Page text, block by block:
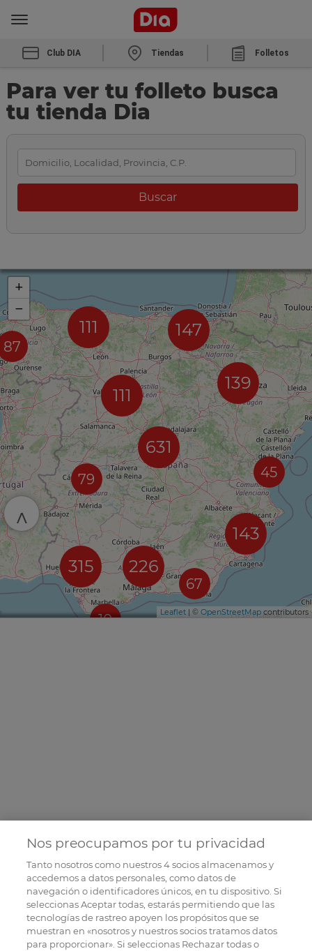
Club DIA Tiendas Folletos
Para ver tu folleto busca
tu tienda Dia
87
111 147
111
79
631
10
226
315
139
67
45
143
+
−
Leaflet | © OpenStreetMap contributors
^
Nos preocupamos por tu privacidad
Tanto nosotros como nuestros4socios almacenamos y
accedemos a datos personales, como datos de
navegación o identificadores únicos, en tu dispositivo. Si
seleccionas Aceptar todas, estarás permitiendo que las
tecnologías de rastreo apoyen los propósitos que se
muestran en «nosotros y nuestros socios tratamos datos
para proporcionar». Si seleccionas Rechazar todas o